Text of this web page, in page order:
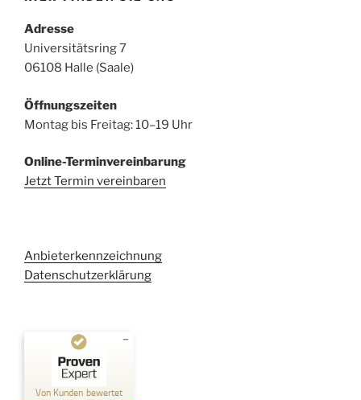
Adresse
Universitätsring 7
06108 Halle (Saale)
Öffnungszeiten
Montag bis Freitag: 10–19 Uhr
Online-Terminvereinbarung
Jetzt Termin vereinbaren
Anbieterkennzeichnung
Datenschutzerklärung
Von Kunden bewertet
Kundenbewertungen und Erfahrungen zu
Kehl Rechtsanwaltsgesellschaft mbH